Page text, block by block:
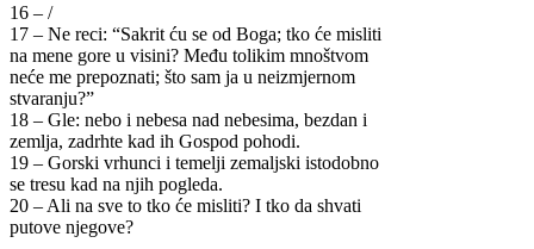
16 – /
17 – Ne reci: “Sakrit ću se od Boga; tko će misliti
na mene gore u visini? Među tolikim mnoštvom
neće me prepoznati; što sam ja u neizmjernom
stvaranju?”
18 – Gle: nebo i nebesa nad nebesima, bezdan i
zemlja, zadrhte kad ih Gospod pohodi.
19 – Gorski vrhunci i temelji zemaljski istodobno
se tresu kad na njih pogleda.
20 – Ali na sve to tko će misliti? I tko da shvati
putove njegove?